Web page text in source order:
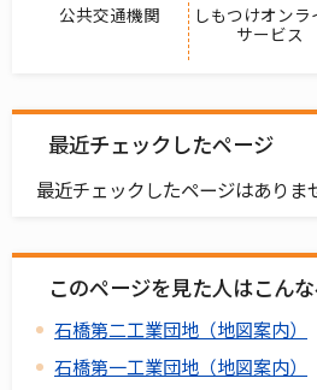
公共交通機関
しもつけオンラ
サービス
最近チェックしたページ
最近チェックしたページはありま
このページを見た人はこん
石橋第二工業団地（地図案内）
石橋第一工業団地（地図案内）